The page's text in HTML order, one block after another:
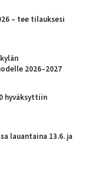
– tee tilauksesi
2026–2027
hyväksyttiin
lauantaina 13.6. ja